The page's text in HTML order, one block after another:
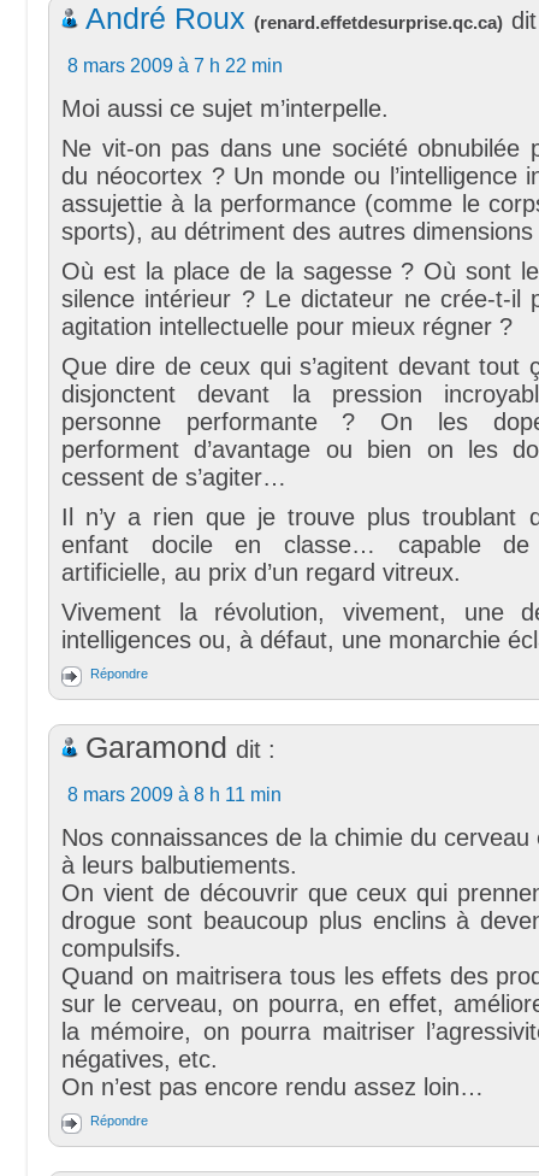
André Roux (renard.effetdesurprise.qc.ca)
8 mars 2009 à 7 h 22 min
Moi aussi ce sujet m’interpelle.
Ne vit-on pas dans une société obnubilée
du néocortex ? Un monde ou l’intelligence
assujettie à la performance (comme le
sports), au détriment des autres dimensions
Où est la place de la sagesse ? Où sont
silence intérieur ? Le dictateur ne crée-t-il
agitation intellectuelle pour mieux régner ?
Que dire de ceux qui s’agitent devant tout
disjonctent devant la pression
personne performante ? On les
performent d’avantage ou bien on les
cessent de s’agiter…
Il n’y a rien que je trouve plus troublant
enfant docile en classe… capable de
artificielle, au prix d’un regard vitreux.
Vivement la révolution, vivement, une
intelligences ou, à défaut, une monarchie
Répondre
Garamond dit :
8 mars 2009 à 8 h 11 min
Nos connaissances de la chimie du
à leurs balbutiements.
On vient de découvrir que ceux qui
drogue sont beaucoup plus enclins à
compulsifs.
Quand on maitrisera tous les effets des
sur le cerveau, on pourra, en effet,
la mémoire, on pourra maitriser
négatives, etc.
On n’est pas encore rendu assez loin…
Répondre